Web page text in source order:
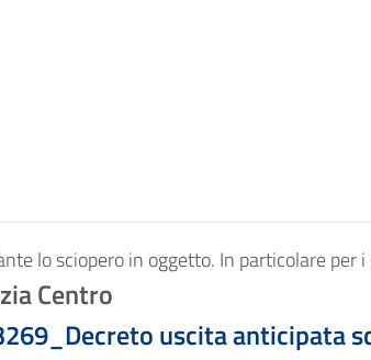
lo sciopero in oggetto. In particolare per
Centro
uscita anticipata